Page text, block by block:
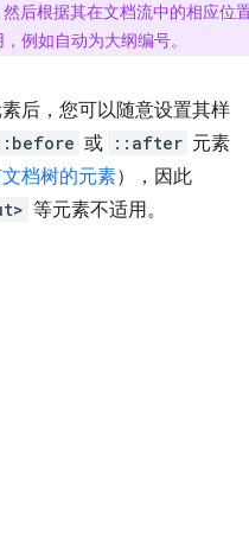
后根据其在文档流中的相应位
例如自动为大纲编号。
后，您可以随意设置其样
或 ::after 元素
档树的元素），因此
等元素不适用。